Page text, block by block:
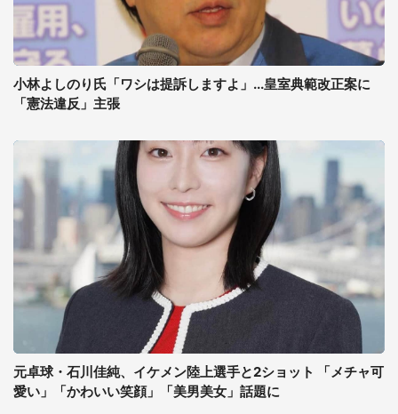
小林よしのり氏「ワシは提訴しますよ」...皇室典範改正案に
「憲法違反」主張
元卓球・石川佳純、イケメン陸上選手と2ショット 「メチャ可
愛い」「かわいい笑顔」「美男美女」話題に